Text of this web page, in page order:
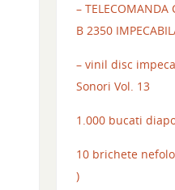
– TELECOMANDA
B 2350
– vinil disc
Sonori Vol. 13
1.000 bucati
10 brichete
)